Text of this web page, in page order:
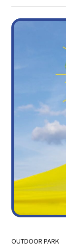
OUTDOOR PARK